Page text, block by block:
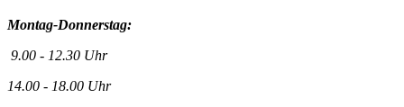
Montag-Donnerstag:
9.00 - 12.30 Uhr
14.00 - 18.00 Uhr